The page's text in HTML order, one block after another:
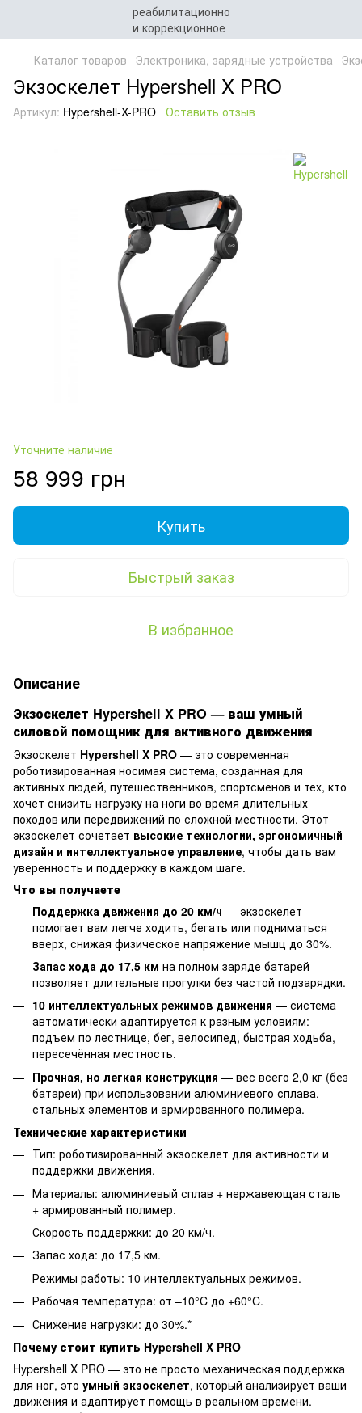
Каталог товаров Электроника, зарядные устройства
Экзоскелет Hypershell X PRO
Артикул: Hypershell-X-PRO Оставить отзыв
Уточните наличие
58 999 грн
Купить
Быстрый заказ
В избранное
Описание
Экзоскелет Hypershell X PRO — ваш умный
силовой помощник для активного движения
Экзоскелет Hypershell X PRO — это современная
роботизированная носимая система, созданная для
активных людей, путешественников, спортсменов и тех, кто
хочет снизить нагрузку на ноги во время длительных
походов или передвижений по сложной местности. Этот
экзоскелет сочетает высокие технологии, эргономичный
дизайн и интеллектуальное управление, чтобы дать вам
уверенность и поддержку в каждом шаге.
Что вы получаете
Поддержка движения до 20 км/ч — экзоскелет
помогает вам легче ходить, бегать или подниматься
вверх, снижая физическое напряжение мышц до 30%.
Запас хода до 17,5 км на полном заряде батарей
позволяет длительные прогулки без частой подзарядки.
10 интеллектуальных режимов движения — система
автоматически адаптируется к разным условиям:
подъем по лестнице, бег, велосипед, быстрая ходьба,
пересечённая местность.
Прочная, но легкая конструкция — вес всего 2,0 кг (без
батареи) при использовании алюминиевого сплава,
стальных элементов и армированного полимера.
Технические характеристики
Тип: роботизированный экзоскелет для активности и
поддержки движения.
Материалы: алюминиевый сплав + нержавеющая сталь
+ армированный полимер.
Скорость поддержки: до 20 км/ч.
Запас хода: до 17,5 км.
Режимы работы: 10 интеллектуальных режимов.
Рабочая температура: от –10°C до +60°C.
Снижение нагрузки: до 30%.*
Почему стоит купить Hypershell X PRO
Hypershell X PRO — это не просто механическая поддержка
для ног, это умный экзоскелет, который анализирует ваши
движения и адаптирует помощь в реальном времени.